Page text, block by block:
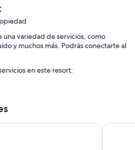
variedad de servicios, como
y muchos más. Podrás conectarte al
en este resort: